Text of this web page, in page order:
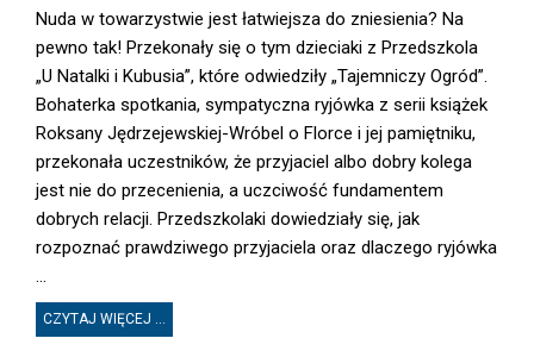
Nuda w towarzystwie jest łatwiejsza do zniesienia? Na
pewno tak! Przekonały się o tym dzieciaki z Przedszkola
„U Natalki i Kubusia”, które odwiedziły „Tajemniczy Ogród”.
Bohaterka spotkania, sympatyczna ryjówka z serii książek
Roksany Jędrzejewskiej-Wróbel o Florce i jej pamiętniku,
przekonała uczestników, że przyjaciel albo dobry kolega
jest nie do przecenienia, a uczciwość fundamentem
dobrych relacji. Przedszkolaki dowiedziały się, jak
rozpoznać prawdziwego przyjaciela oraz dlaczego ryjówka
...
CZYTAJ WIĘCEJ ...